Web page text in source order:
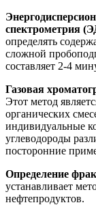
спектрометрия
определять
сложной
составляет 2-4
Газовая
Этот метод
органических
индивидуальные
углеводороды
посторонние
Определение
устанавливает
нефтепродуктов.